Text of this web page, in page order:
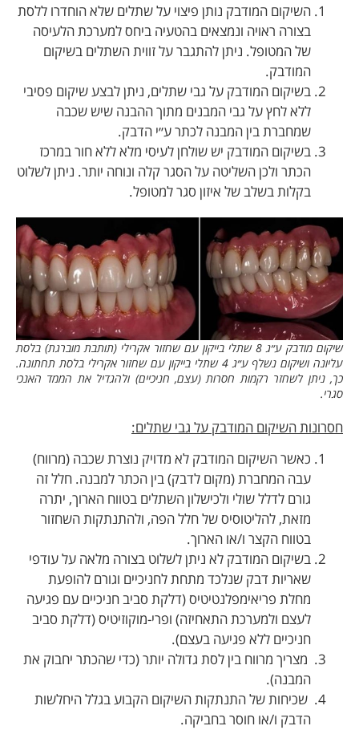
השיקום המודבק נותן פיצוי על שתלים שלא הוחדרו ללסת
בצורה ראויה ונמצאים בהטעיה ביחס למערכת הלעיסה
של המטופל. ניתן להתגבר על זווית השתלים בשיקום
המודבק.
בשיקום המודבק על גבי שתלים, ניתן לבצע שיקום פסיבי
ללא לחץ על גבי המבנים מתוך ההבנה שיש שכבה
שמחברת בין המבנה לכתר ע״י הדבק.
בשיקום המודבק יש שולחן לעיסי מלא ללא חור במרכז
הכתר ולכן השליטה על הסגר קלה ונוחה יותר. ניתן לשלוט
בקלות בשלב של איזון סגר למטופל.
שיקום מודבק ע״ג 8 שתלי בייקון עם שחזור אקרילי (תותבת מוברגת) בלסת
עליונה ושיקום נשלף ע״ג 4 שתלי בייקון עם שחזור אקרילי בלסת תחתונה.
כך, ניתן לשחזר רקמות חסרות (עצם, חניכיים) ולהגדיל את הממד האנכי
סגרי.
חסרונות השיקום המודבק על גבי שתלים:
כאשר השיקום המודבק לא מדויק נוצרת שכבה (מרווח)
עבה המחברת (מקום לדבק) בין הכתר למבנה. חלל זה
גורם לדלל שולי ולכישלון השתלים בטווח הארוך, יתרה
מזאת, להליטוסיס של חלל הפה, ולהתנתקות השחזור
בטווח הקצר ו/או הארוך.
בשיקום המודבק לא ניתן לשלוט בצורה מלאה על עודפי
שאריות דבק שנלכד מתחת לחניכיים וגורם להופעת
מחלת פריאימפלנטיטיס (דלקת סביב חניכיים עם פגיעה
לעצם ולמערכת התאחיזה) ופרי-מוקוזיטיס (דלקת סביב
חניכיים ללא פגיעה בעצם).
מצריך מרווח בין לסת גדולה יותר (כדי שהכתר יחבוק את
המבנה).
שכיחות של התנתקות השיקום הקבוע בגלל היחלשות
הדבק ו/או חוסר בחביקה.